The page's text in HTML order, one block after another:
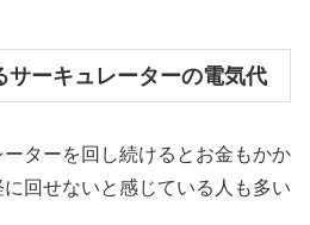
サーキュレーターの電気代
ターを回し続けるとお金もかか
回せないと感じている人も多い